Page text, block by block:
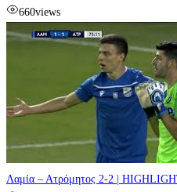
660views
Λαμία – Ατρόμητος 2-2 |